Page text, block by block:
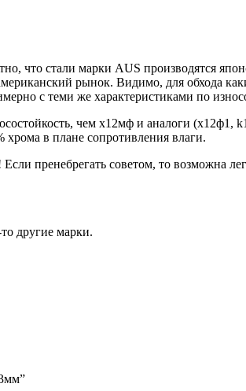
что стали марки AUS производятся
рынок. Видимо, для обхода
с теми же характеристиками по
чем х12мф и аналоги (х12ф1,
хрома в плане сопротивления влаги.
пренебрегать советом, то возможна
другие марки.